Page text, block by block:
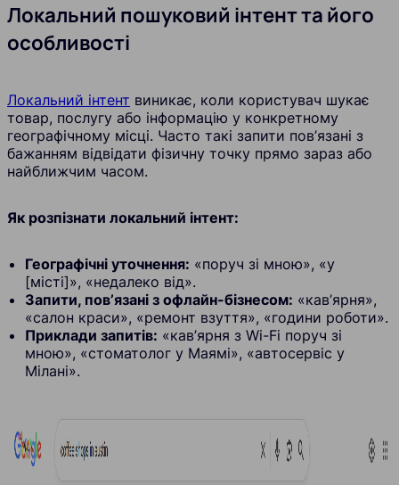
Локальний пошуковий інтент та його
особливості
Локальний інтент виникає, коли користувач шукає
товар, послугу або інформацію у конкретному
географічному місці. Часто такі запити пов’язані з
бажанням відвідати фізичну точку прямо зараз або
найближчим часом.
Як розпізнати локальний інтент:
Географічні уточнення: «поруч зі мною», «у
[місті]», «недалеко від».
Запити, пов’язані з офлайн-бізнесом: «кав’ярня»,
«салон краси», «ремонт взуття», «години роботи».
Приклади запитів: «кав’ярня з Wi-Fi поруч зі
мною», «стоматолог у Маямі», «автосервіс у
Мілані».